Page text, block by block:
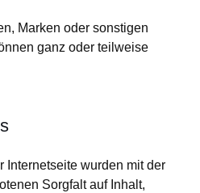
Marken oder sonstigen
ganz oder teilweise
Internetseite wurden mit der
Sorgfalt auf Inhalt,